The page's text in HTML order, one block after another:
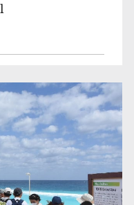
de aguacate en